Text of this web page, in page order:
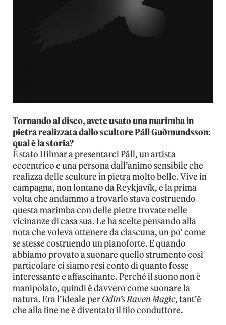
Tornando al disco, avete usato una marimba in
pietra realizzata dallo scultore Páll Guðmundsson:
qual è la storia?
È stato Hilmar a presentarci Páll, un artista
eccentrico e una persona dall’animo sensibile che
realizza delle sculture in pietra molto belle. Vive in
campagna, non lontano da Reykjavík, e la prima
volta che andammo a trovarlo stava costruendo
questa marimba con delle pietre trovate nelle
vicinanze di casa sua. Le ha scelte pensando alla
nota che voleva ottenere da ciascuna, un po’ come
se stesse costruendo un pianoforte. E quando
abbiamo provato a suonare quello strumento così
particolare ci siamo resi conto di quanto fosse
interessante e affascinante. Perché il suono non è
manipolato, quindi è davvero come suonare la
natura. Era l’ideale perOdin’s Raven Magic, tant’è
che alla fine ne è diventato il filo conduttore.